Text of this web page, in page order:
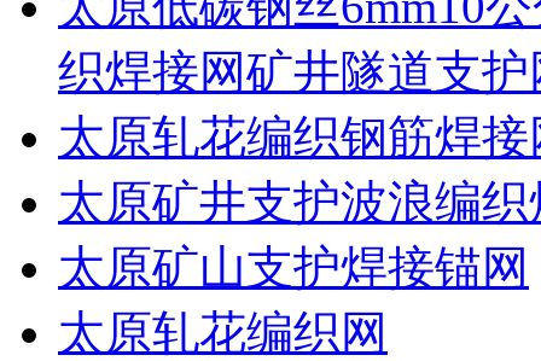
织焊接网矿井隧道支护
太原轧花编织钢筋焊接
太原矿井支护波浪编
太原矿山支护焊接锚网
太原轧花编织网